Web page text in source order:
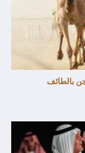
بالطائف